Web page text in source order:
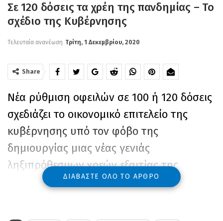
Σε 120 δόσεις τα χρέη της πανδημίας – Το
σχέδιο της Κυβέρνησης
Τελευταία ανανέωση Τρίτη, 1 Δεκεμβρίου, 2020
Share
Νέα ρύθμιση οφειλών σε 100 ή 120 δόσεις
σχεδιάζει το οικονομικό επιτελείο της
κυβέρνησης υπό τον φόβο της
δημιουργίας μιας νέας γενιάς
ληξιπρόθεσμων χρεών εξαιτίας της
υγειονομικής κρίσης.ΔΙΑΒΆΣΤΕ ΌΛΟ ΤΟ ΆΡΘΡΟ